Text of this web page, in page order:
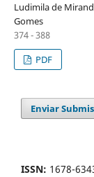
Ludimila de
Gomes
374 - 388
PDF
Enviar
ISSN: 1678-